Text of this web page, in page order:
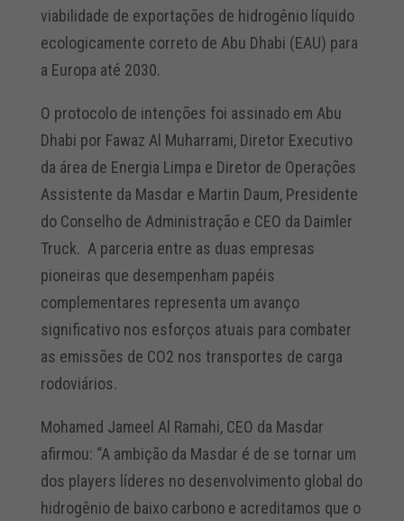
viabilidade de exportações de hidrogênio líquido
ecologicamente correto de Abu Dhabi (EAU) para
a Europa até 2030.
O protocolo de intenções foi assinado em Abu
Dhabi por Fawaz Al Muharrami, Diretor Executivo
da área de Energia Limpa e Diretor de Operações
Assistente da Masdar e Martin Daum, Presidente
do Conselho de Administração e CEO da Daimler
Truck. A parceria entre as duas empresas
pioneiras que desempenham papéis
complementares representa um avanço
significativo nos esforços atuais para combater
as emissões de CO2 nos transportes de carga
rodoviários.
Mohamed Jameel Al Ramahi, CEO da Masdar
afirmou: “A ambição da Masdar é de se tornar um
dos players líderes no desenvolvimento global do
hidrogênio de baixo carbono e acreditamos que o